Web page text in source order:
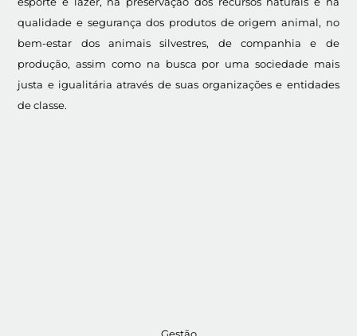
qualidade e segurança dos produtos de origem animal, no
bem-estar dos animais silvestres, de companhia e de
produção, assim como na busca por uma sociedade mais
justa e igualitária através de suas organizações e entidades
de classe.